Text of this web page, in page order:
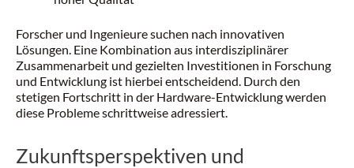
Forscher und Ingenieure suchen nach innovativen
Lösungen. Eine Kombination aus interdisziplinärer
Zusammenarbeit und gezielten Investitionen in Forschung
und Entwicklung ist hierbei entscheidend. Durch den
stetigen Fortschritt in der Hardware-Entwicklung werden
diese Probleme schrittweise adressiert.
Zukunftsperspektiven und